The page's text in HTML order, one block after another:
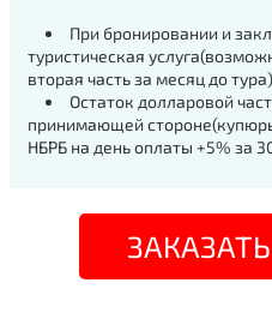
При бронировании и
туристическая
вторая часть за месяц до тура)
Остаток долларовой
принимающей
НБРБ на день оплаты +5% за